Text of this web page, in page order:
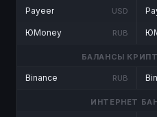
Payeer USD
ЮMoney RUB
БАЛАНСЫ
Binance RUB
ИНТЕРНЕТ